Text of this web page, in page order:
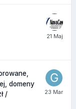
domeny
/